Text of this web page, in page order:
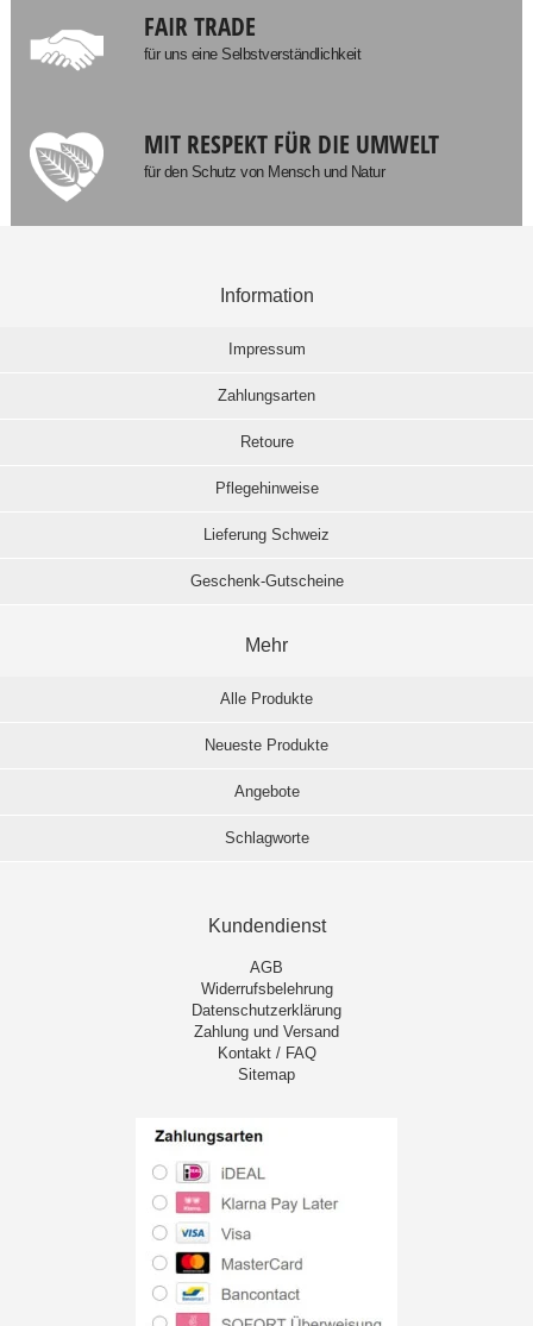
FAIR TRADE
für uns eine Selbstverständlichkeit
MIT RESPEKT FÜR DIE UMWELT
für den Schutz von Mensch und Natur
Information
Impressum
Zahlungsarten
Retoure
Pflegehinweise
Lieferung Schweiz
Geschenk-Gutscheine
Mehr
Alle Produkte
Neueste Produkte
Angebote
Schlagworte
Kundendienst
AGB
Widerrufsbelehrung
Datenschutzerklärung
Zahlung und Versand
Kontakt / FAQ
Sitemap